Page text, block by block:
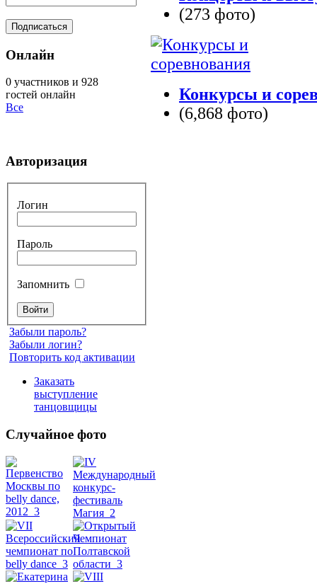
(273 фото)
Конкурсы и
(6,868 фото)
Онлайн
0 участников и 928
гостей онлайн
Все
Авторизация
Логин
Пароль
Запомнить
Забыли пароль?
Забыли логин?
Повторить код активации
Заказать
выступление
танцовщицы
Случайное фото
Танец